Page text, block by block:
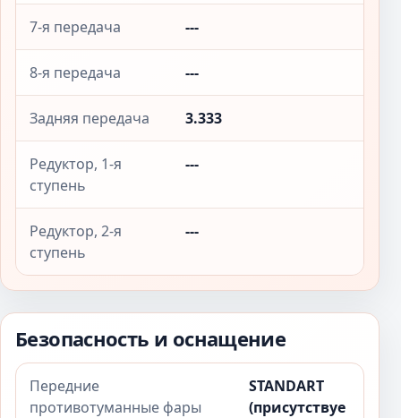
7-я передача ---
8-я передача ---
Задняя передача 3.333
Редуктор, 1-я
ступень
---
Редуктор, 2-я
ступень
---
Безопасность и оснащение
Передние
противотуманные фары
STANDART
(присутствуе